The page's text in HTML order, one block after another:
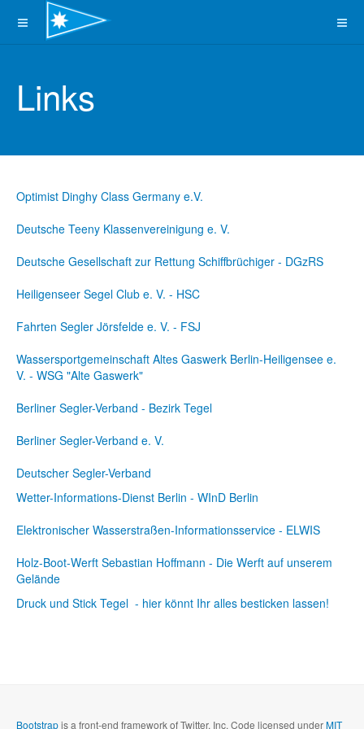
Links
Optimist Dinghy Class Germany e.V.
Deutsche Teeny Klassenvereinigung e. V.
Deutsche Gesellschaft zur Rettung Schiffbrüchiger - DGzRS
Heiligenseer Segel Club e. V. - HSC
Fahrten Segler Jörsfelde e. V. - FSJ
Wassersportgemeinschaft Altes Gaswerk Berlin-Heiligensee e.
V. - WSG "Alte Gaswerk"
Berliner Segler-Verband - Bezirk Tegel
Berliner Segler-Verband e. V.
Deutscher Segler-Verband
Wetter-Informations-Dienst Berlin - WInD Berlin
Elektronischer Wasserstraßen-Informationsservice - ELWIS
Holz-Boot-Werft Sebastian Hoffmann - Die Werft auf unserem
Gelände
Druck und Stick Tegel - hier könnt Ihr alles besticken lassen!
Bootstrapis a front-end framework of Twitter, Inc. Code licensed underMIT